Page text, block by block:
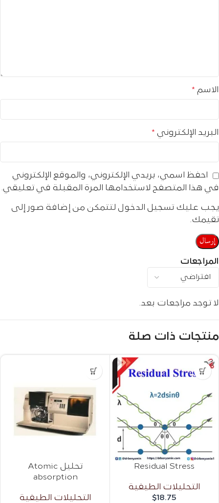
المراجعات
لا توجد مراجعات بعد.
الاسم *
البريد الإلكتروني *
احفظ اسمي، بريدي الإلكتروني، والموقع الإلكتروني
في هذا المتصفح لاستخدامها المرة المقبلة في تعليقي.
يجب عليك تسجيل الدخول لتتمكن من إضافة صور إلى
تقيمك.
منتجات ذات صلة
Residual Stress
التحليلات الطيفية
$18.75
تحليل Atomic
absorption
التحليلات الطيفية